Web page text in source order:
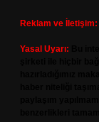
Reklam ve İletişim:
Yasal Uyarı: